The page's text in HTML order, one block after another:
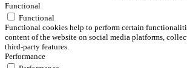
Functional
Functional
Functional cookies help to perform certain
content of the website on social media platforms,
third-party features.
Performance